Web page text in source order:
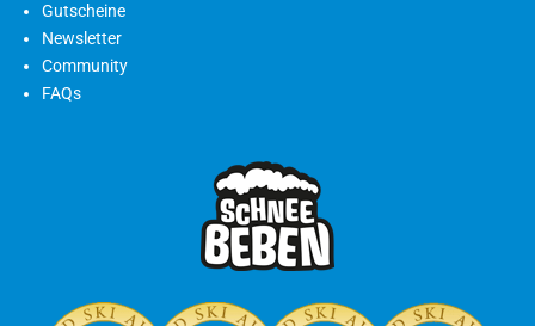
Gutscheine
Newsletter
Community
FAQs